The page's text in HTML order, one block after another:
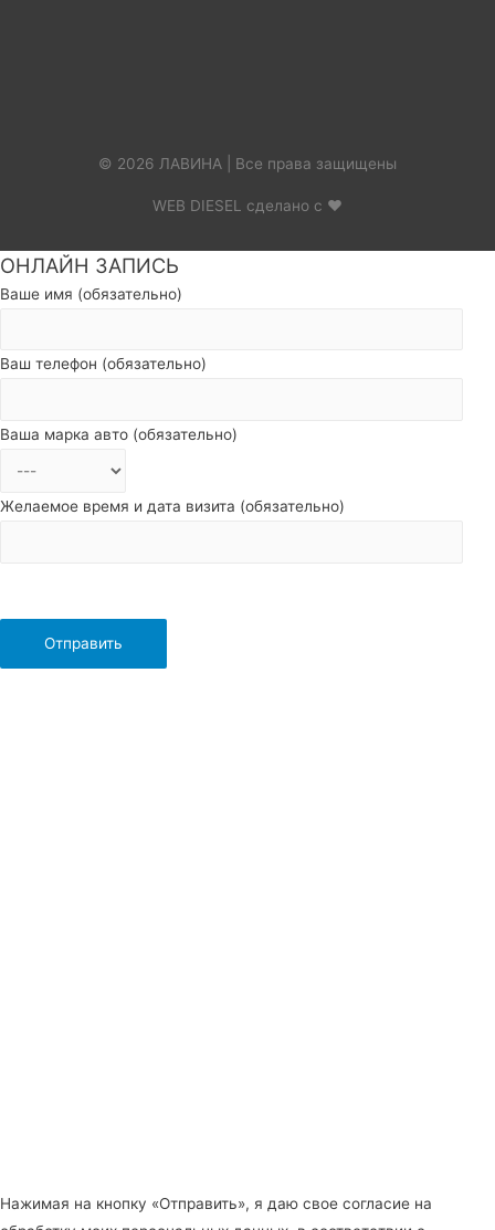
© 2026 ЛАВИНА | Все права защищены
WEB DIESEL сделано с ❤
Пролистать
наверх
ОНЛАЙН ЗАПИСЬ
Ваше имя (обязательно)
Ваш телефон (обязательно)
Ваша марка авто (обязательно)
Желаемое время и дата визита (обязательно)
Нажимая на кнопку «Отправить», я даю свое согласие на